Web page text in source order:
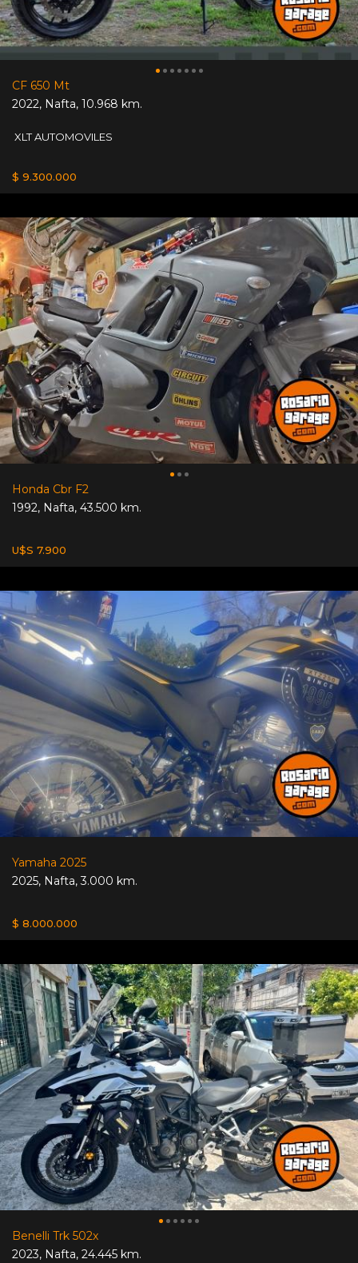
CF 650 Mt
2022, Nafta, 10.968 km.
XLT AUTOMOVILES
$ 9.300.000
Honda Cbr F2
1992, Nafta, 43.500 km.
U$S 7.900
Yamaha 2025
2025, Nafta,3.000 km.
$ 8.000.000
Benelli Trk 502x
2023, Nafta, 24.445 km.